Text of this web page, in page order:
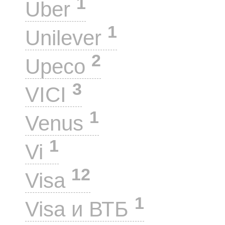
Uber
Unilever 1
Upeco 2
VICI 3
Venus 1
Vi 1
Visa 12
Visa и ВТБ 1